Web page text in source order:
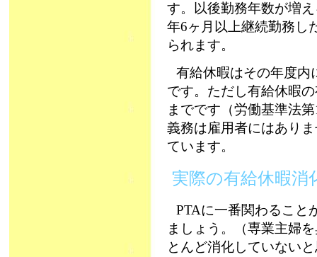
す。以後勤務年数が増
年6ヶ月以上継続勤務し
られます。
有給休暇はその年度内
です。ただし有給休暇
までです（労働基準法
義務は雇用者にはあり
ています。
実際の有給休暇消
PTAに一番関わること
ましょう。（専業主婦
とんど消化していない